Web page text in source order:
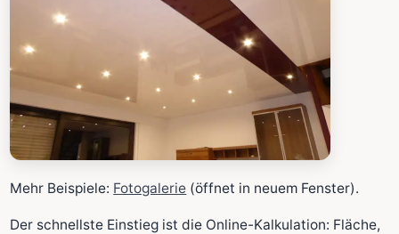
Mehr Beispiele: Fotogalerie (öffnet in neuem Fenster).
Der schnellste Einstieg ist die Online-Kalkulation: Fläche,